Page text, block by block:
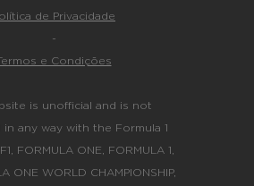
de Privacidade
-
e Condições
is unofficial and is not
in any way with the Formula 1
FORMULA ONE, FORMULA 1,
ONE WORLD CHAMPIONSHIP,